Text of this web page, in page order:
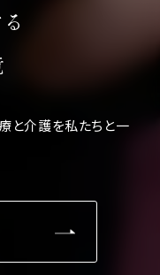
と介護を私たちと一